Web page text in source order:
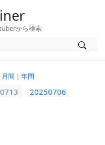
から検索
月間 | 年間
20250706